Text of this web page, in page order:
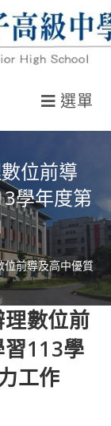
選單
位前導
學年度第
位前導及高中優質
理數位前
113學
工作